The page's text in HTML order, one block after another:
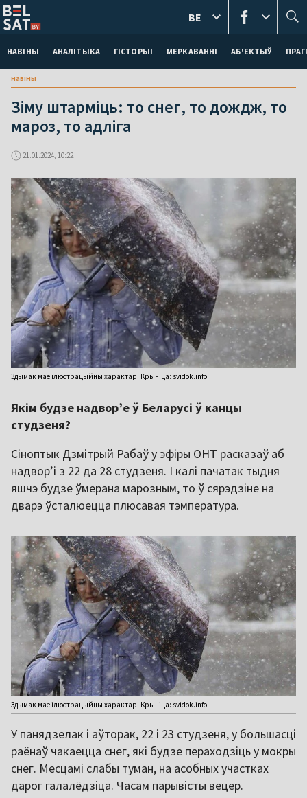
НАВІНЫ АНАЛІТЫКА ГІСТОРЫІ МЕРКАВАННI АБ'ЕКТЫЎ
BE
навіны
Зіму штарміць: то снег, то дождж, то
мароз, то адліга
21.01.2024, 10:22
Здымак мае ілюстрацыйны характар. Крыніца: svidok.info
Якім будзе надвор’е ў Беларусі ў канцы
студзеня?
Сіноптык Дзмітрый Рабаў у эфіры ОНТ расказаў аб
надвор’і з 22 да 28 студзеня. І калі пачатак тыдня
яшчэ будзе ўмерана марозным, то ў сярэдзіне на
дварэ ўсталюецца плюсавая тэмпература.
Здымак мае ілюстрацыйны характар. Крыніца: svidok.info
У панядзелак і аўторак, 22 і 23 студзеня, у большасці
раёнаў чакаецца снег, які будзе пераходзіць у мокры
снег. Месцамі слабы туман, на асобных участках
дарог галалёдзіца. Часам парывісты вецер.